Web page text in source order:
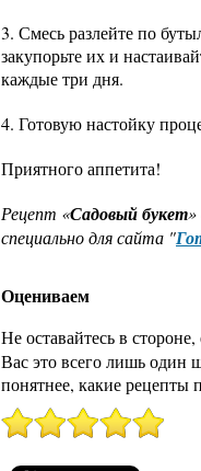
3. Смесь разлейте по
закупорьте их и
каждые три дня.
4. Готовую настойку
Приятного аппетита!
Рецепт «Садовый букет»
специально для сайта "
Оцениваем
Не оставайтесь в стороне,
Вас это всего лишь один
понятнее, какие рецепты